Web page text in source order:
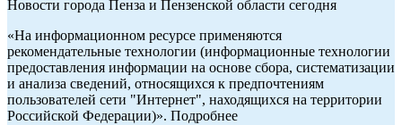
Новости города Пенза и Пензенской области сегодня
«На информационном ресурсе применяются
рекомендательные технологии (информационные технологии
предоставления информации на основе сбора, систематизации
и анализа сведений, относящихся к предпочтениям
пользователей сети "Интернет", находящихся на территории
Российской Федерации)». Подробнее